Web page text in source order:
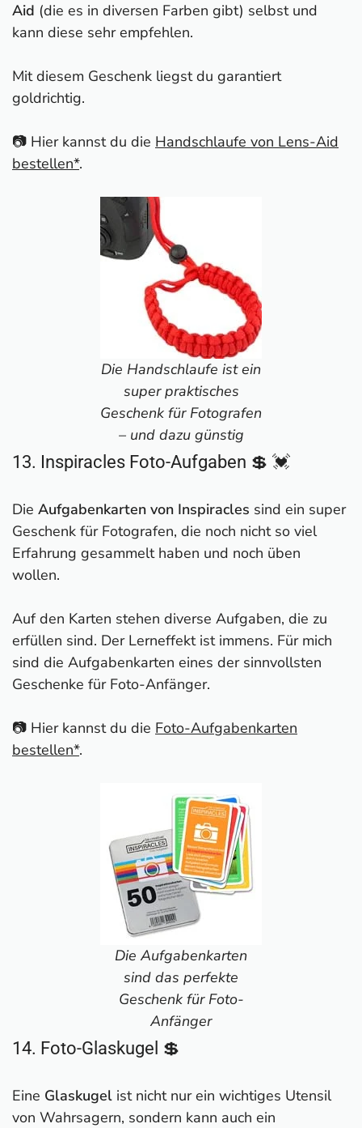
Aid (die es in diversen Farben gibt) selbst und
kann diese sehr empfehlen.
Mit diesem Geschenk liegst du garantiert
goldrichtig.
📷 Hier kannst du die Handschlaufe von Lens-Aid
bestellen*.
Die Handschlaufe ist ein
super praktisches
Geschenk für Fotografen
– und dazu günstig
13. Inspiracles Foto-Aufgaben 💲 💓
Die Aufgabenkarten von Inspiracles sind ein super
Geschenk für Fotografen, die noch nicht so viel
Erfahrung gesammelt haben und noch üben
wollen.
Auf den Karten stehen diverse Aufgaben, die zu
erfüllen sind. Der Lerneffekt ist immens. Für mich
sind die Aufgabenkarten eines der sinnvollsten
Geschenke für Foto-Anfänger.
📷 Hier kannst du die Foto-Aufgabenkarten
bestellen*.
Die Aufgabenkarten
sind das perfekte
Geschenk für Foto-
Anfänger
14. Foto-Glaskugel 💲
Eine Glaskugel ist nicht nur ein wichtiges Utensil
von Wahrsagern, sondern kann auch ein